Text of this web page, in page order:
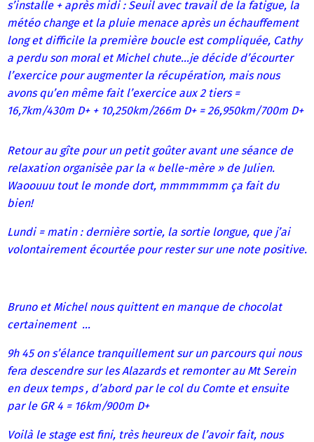
s’installe + après midi : Seuil avec travail de la fatigue, la
météo change et la pluie menace après un échauffement
long et difficile la première boucle est compliquée, Cathy
a perdu son moral et Michel chute…je décide d’écourter
l’exercice pour augmenter la récupération, mais nous
avons qu’en même fait l’exercice aux 2 tiers =
16,7km/430m D+ + 10,250km/266m D+ = 26,950km/700m D+
Retour au gîte pour un petit goûter avant une séance de
relaxation organisèe par la « belle-mère » de Julien.
Waoouuu tout le monde dort, mmmmmmm ça fait du
bien!
Lundi = matin : dernière sortie, la sortie longue, que j’ai
volontairement écourtée pour rester sur une note positive.
Bruno et Michel nous quittent en manque de chocolat
certainement …
9h 45 on s’élance tranquillement sur un parcours qui nous
fera descendre sur les Alazards et remonter au Mt Serein
en deux temps , d’abord par le col du Comte et ensuite
par le GR 4 = 16km/900m D+
Voilà le stage est fini, très heureux de l’avoir fait, nous